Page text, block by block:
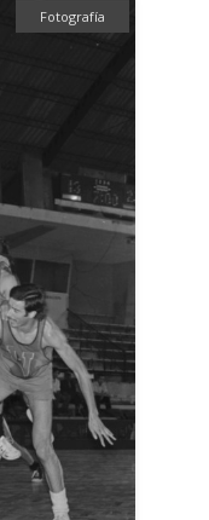
Fotografía